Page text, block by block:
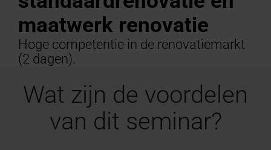
professionals
Vind ambachtslieden in
Roto
Plat
dakraam
Speciale
toepassingsvensters
Accessoires
verbindingsproducten
100% PVC multikamerprofiel
Raambekleding binnen
buiten
vinden
Configurator voor
Service
experts
Seminars
campus
Vind ambachtslieden in de
buurt
Klantenservice
Voor dakramen &
Download gebied
Technische documenten,
Veelgestelde vragen en
antwoorden
Op de
maatwerk renovatie
Hoge competentie in de renovatiemarkt
(2 dagen).
Wat zijn de voordelen
van dit seminar?